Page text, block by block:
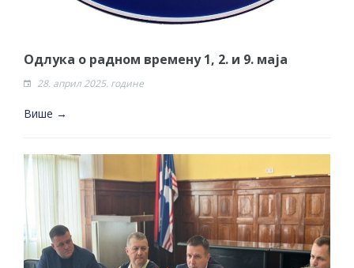
Одлука о радном времену 1, 2. и 9. маја
28. април 2025. године
Више →